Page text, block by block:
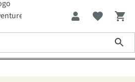
vos skis ?